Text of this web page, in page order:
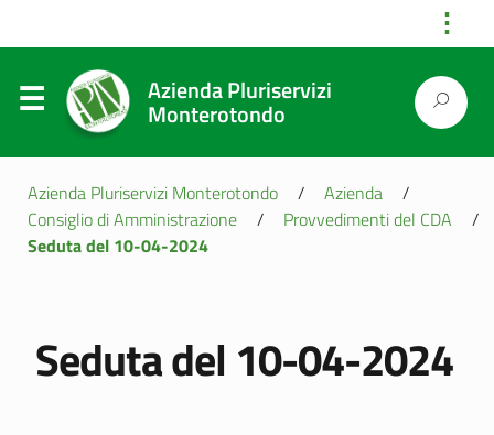
⋮
Azienda Pluriservizi
Monterotondo
Azienda Pluriservizi Monterotondo / Azienda
/
Consiglio di Amministrazione
/ Provvedimenti del CDA
/
Seduta del 10-04-2024
Seduta del 10-04-2024